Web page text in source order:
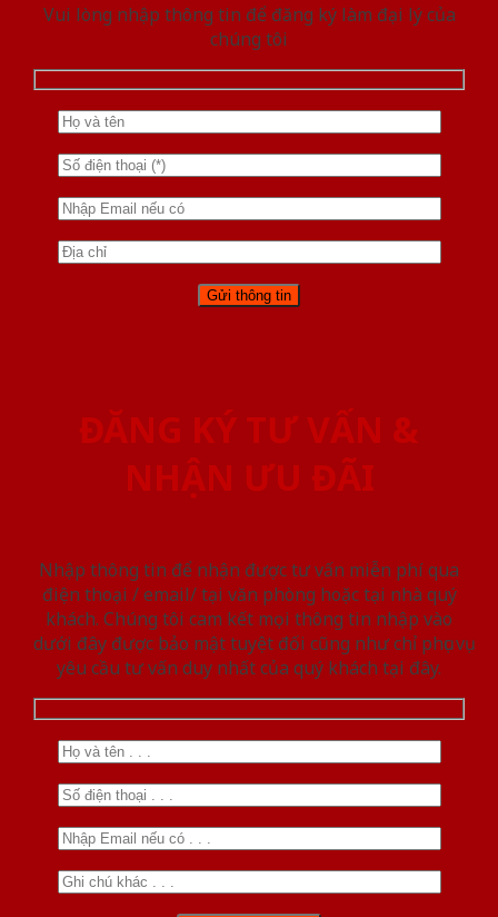
Vui lòng nhập thông tin để đăng ký làm đại lý của
chúng tôi
ĐĂNG KÝ TƯ VẤN &
NHẬN ƯU ĐÃI
Nhập thông tin để nhận được tư vấn miễn phí qua
điện thoại / email/ tại văn phòng hoặc tại nhà quý
khách. Chúng tôi cam kết mọi thông tin nhập vào
dưới đây được bảo mật tuyệt đối cũng như chỉ phục vụ
yêu cầu tư vấn duy nhất của quý khách tại đây.